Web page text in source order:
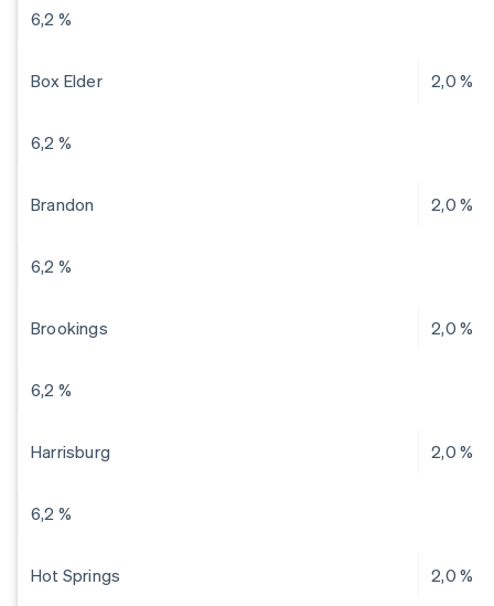
6,2 %
Box Elder 2,0 %
6,2 %
Brandon 2,0 %
6,2 %
Brookings 2,0 %
6,2 %
Harrisburg 2,0 %
6,2 %
Hot Springs 2,0 %